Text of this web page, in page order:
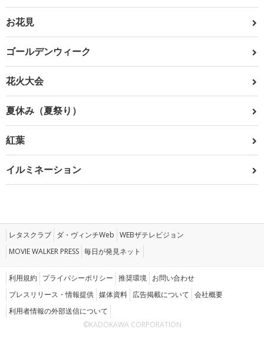
お花見
ゴールデンウィーク
花火大会
夏休み（夏祭り）
紅葉
イルミネーション
レタスクラブ ダ・ヴィンチWeb WEBザテレビジョン
MOVIE WALKER PRESS 毎日が発見ネット
利用規約 プライバシーポリシー 推奨環境 お問い合わせ
プレスリリース・情報提供 媒体資料 広告掲載について 会社概要
利用者情報の外部送信について
©KADOKAWA CORPORATION